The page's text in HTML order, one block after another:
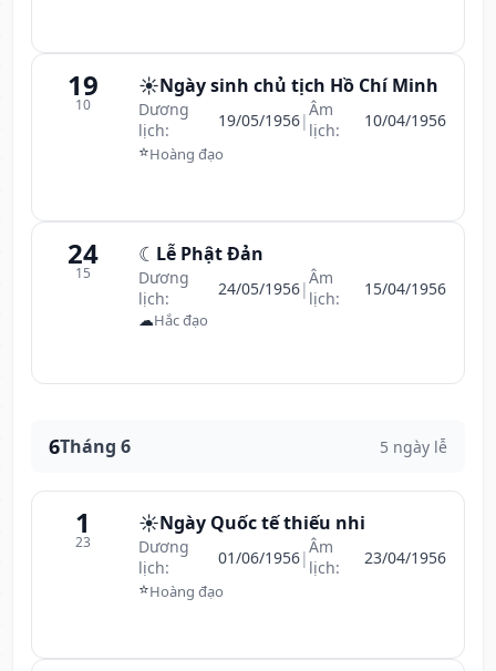
19
10
☀️Ngày sinh chủ tịch Hồ Chí Minh
Dương
lịch:
19/05/1956|Âm
lịch:
10/04/1956
⭐Hoàng đạo
24
15
☾ Lễ Phật Đản
Dương
lịch:
24/05/1956|Âm
lịch:
15/04/1956
☁Hắc đạo
6Tháng 6 5 ngày lễ
1
23
☀️Ngày Quốc tế thiếu nhi
Dương
lịch:
01/06/1956|Âm
lịch:
23/04/1956
⭐Hoàng đạo